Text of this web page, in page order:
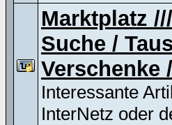
Marktplatz
Suche /
Verschenke
Interessante
InterNetz oder